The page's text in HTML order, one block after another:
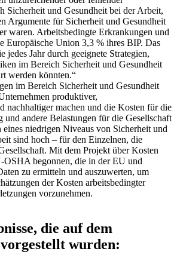
Sicherheit und Gesundheit bei der Arbeit,
Argumente für Sicherheit und Gesundheit
waren. Arbeitsbedingte Erkrankungen und
Europäische Union 3,3 % ihres BIP. Das
Jahr durch geeignete Strategien,
im Bereich Sicherheit und Gesundheit
werden könnten.“
im Bereich Sicherheit und Gesundheit
produktiver,
nachhaltiger machen und die Kosten für die
und andere Belastungen für die Gesellschaft
niedrigen Niveaus von Sicherheit und
sind hoch – für den Einzelnen, die
Mit dem Projekt über Kosten
OSHA begonnen, die in der EU und
zu ermitteln und auszuwerten, um
der Kosten arbeitsbedingter
vorzunehmen.
die auf dem
wurden: